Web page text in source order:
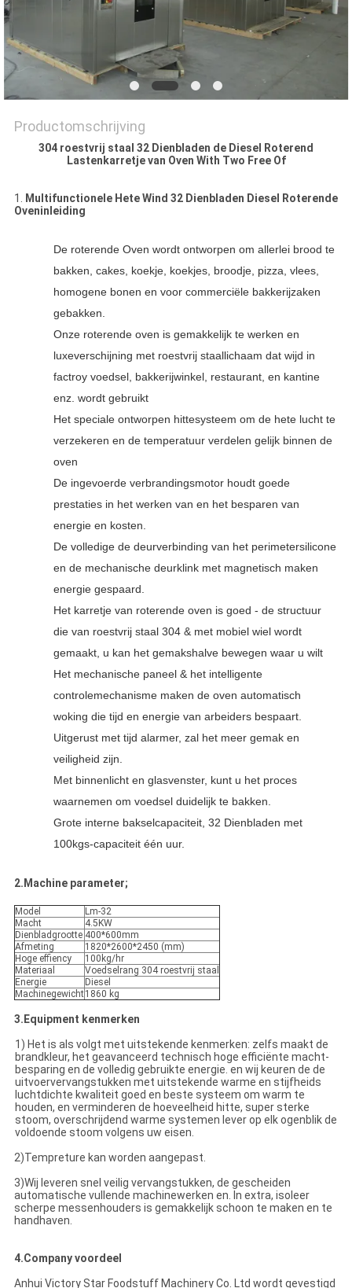
Productomschrijving
304 roestvrij staal 32 Dienbladen de Diesel Roterend
Lastenkarretje van Oven With Two Free Of
1. Multifunctionele Hete Wind 32 Dienbladen Diesel Roterende
Oveninleiding
De roterende Oven wordt ontworpen om allerlei brood te
bakken, cakes, koekje, koekjes, broodje, pizza, vlees,
homogene bonen en voor commerciële bakkerijzaken
gebakken.
Onze roterende oven is gemakkelijk te werken en
luxeverschijning met roestvrij staallichaam dat wijd in
factroy voedsel, bakkerijwinkel, restaurant, en kantine
enz. wordt gebruikt
Het speciale ontworpen hittesysteem om de hete lucht te
verzekeren en de temperatuur verdelen gelijk binnen de
oven
De ingevoerde verbrandingsmotor houdt goede
prestaties in het werken van en het besparen van
energie en kosten.
De volledige de deurverbinding van het perimetersilicone
en de mechanische deurklink met magnetisch maken
energie gespaard.
Het karretje van roterende oven is goed - de structuur
die van roestvrij staal 304 & met mobiel wiel wordt
gemaakt, u kan het gemakshalve bewegen waar u wilt
Het mechanische paneel & het intelligente
controlemechanisme maken de oven automatisch
woking die tijd en energie van arbeiders bespaart.
Uitgerust met tijd alarmer, zal het meer gemak en
veiligheid zijn.
Met binnenlicht en glasvenster, kunt u het proces
waarnemen om voedsel duidelijk te bakken.
Grote interne bakselcapaciteit, 32 Dienbladen met
100kgs-capaciteit één uur.
2.Machine parameter;
Model
Lm-32
Macht
4.5KW
Dienbladgrootte 400*600mm
Afmeting
1820*2600*2450 (mm)
Hoge effiency
100kg/hr
Materiaal
Voedselrang 304 roestvrij staal
Energie
Diesel
Machinegewicht1860 kg
3.Equipment kenmerken
1) Het is als volgt met uitstekende kenmerken: zelfs maakt de
brandkleur, het geavanceerd technisch hoge efficiënte macht-
besparing en de volledig gebruikte energie. en wij keuren de de
uitvoervervangstukken met uitstekende warme en stijfheids
luchtdichte kwaliteit goed en beste systeem om warm te
houden, en verminderen de hoeveelheid hitte, super sterke
stoom, overschrijdend warme systemen lever op elk ogenblik de
voldoende stoom volgens uw eisen.
2)Tempreture kan worden aangepast.
3)Wij leveren snel veilig vervangstukken, de gescheiden
automatische vullende machinewerken en. In extra, isoleer
scherpe messenhouders is gemakkelijk schoon te maken en te
handhaven.
4.Company voordeel
Anhui Victory Star Foodstuff Machinery Co. Ltd wordt gevestigd